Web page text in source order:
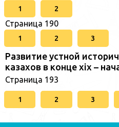
1 2
Страница 190
1 2 3
Развитие устной
казахов в конце xіх –
Страница 193
1 2 3